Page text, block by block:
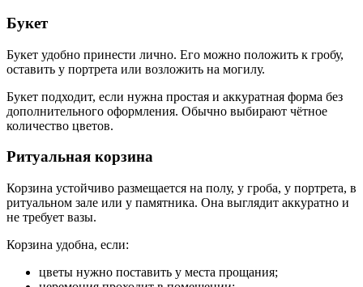
Букет
Букет удобно принести лично. Его можно положить к гробу,
оставить у портрета или возложить на могилу.
Букет подходит, если нужна простая и аккуратная форма без
дополнительного оформления. Обычно выбирают чётное
количество цветов.
Ритуальная корзина
Корзина устойчиво размещается на полу, у гроба, у портрета, в
ритуальном зале или у памятника. Она выглядит аккуратно и
не требует вазы.
Корзина удобна, если:
цветы нужно поставить у места прощания;